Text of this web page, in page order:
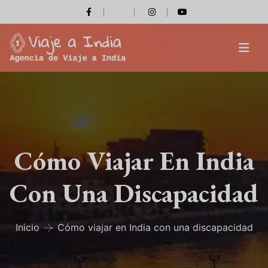
Cómo Viajar En India
Con Una Discapacidad
Inicio Cómo viajar en India con una discapacidad